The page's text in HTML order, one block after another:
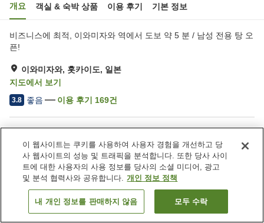
개요 객실 & 숙박 상품 이용 후기 기본 정보
비즈니스에 최적, 이와미자와 역에서 도보 약 5 분 / 남성 전용 탕 오
픈!
이와미자와, 홋카이도, 일본
지도에서 보기
3.8 좋음 이용 후기 169건
주차장
일본식 술집 코너
자동판매기
대욕장
객실 보기
이 웹사이트는 쿠키를 사용하여 사용자 경험을 개선하고 당
사 웹사이트의 성능 및 트래픽을 분석합니다. 또한 당사 사이
트에 대한 사용자의 사용 정보를 당사의 소셜 미디어, 광고
및 분석 협력사와 공유합니다. 개인 정보 정책
내 개인 정보를 판매하지 않음 모두 수락